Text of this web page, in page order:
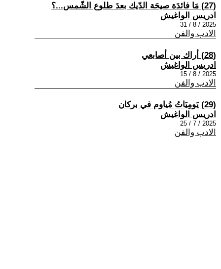
(27) مَا فائدَة صيحَة الدّيك بعدَ طلوع الشّمس...؟
ادريس الواغيش
2025 / 8 / 31
الادب والفن
(28) أراك بين أصابعي
ادريس الواغيش
2025 / 8 / 15
الادب والفن
(29) يَومِيَاتُ مُياوم في بركان
ادريس الواغيش
2025 / 7 / 25
الادب والفن